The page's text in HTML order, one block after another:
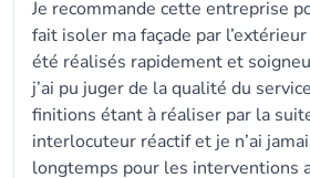
Je recommande cette entreprise
fait isoler ma façade par
été réalisés rapidement et
j’ai pu juger de la qualité du
finitions étant à réaliser par la
interlocuteur réactif et je n’ai
longtemps pour les interventions